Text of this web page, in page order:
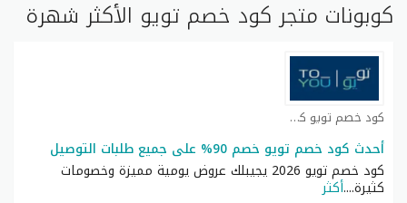
كوبونات متجر كود خصم تويو الأكثر شهرة
كود خصم تويو كوبون
أحدث كود خصم تويو خصم 90% على جميع طلبات التوصيل
كود خصم تويو 2026 يجيبلك عروض يومية مميزة وخصومات
كثيرة....أكثر